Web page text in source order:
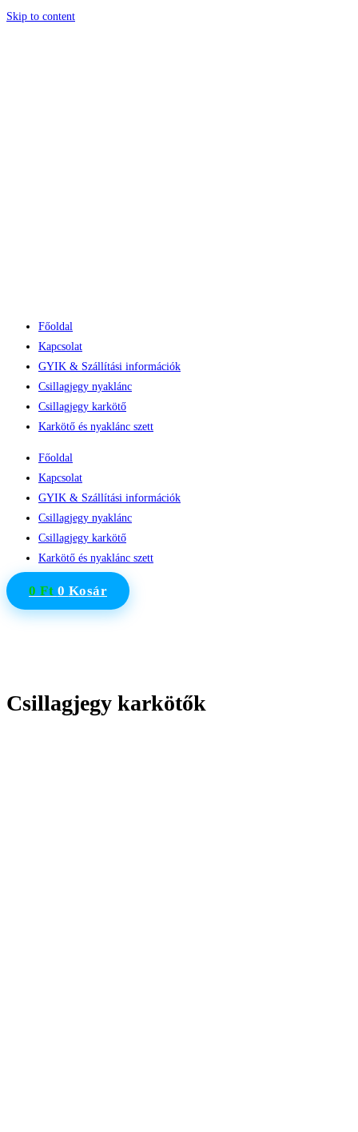
Skip to content
Főoldal
Kapcsolat
GYIK & Szállítási információk
Csillagjegy nyaklánc
Csillagjegy karkötő
Karkötő és nyaklánc szett
Főoldal
Kapcsolat
GYIK & Szállítási információk
Csillagjegy nyaklánc
Csillagjegy karkötő
Karkötő és nyaklánc szett
0 Ft 0 Kosár
Csillagjegy karkötők